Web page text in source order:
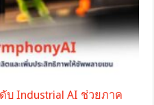
บ Industrial AI ช่วยภาค